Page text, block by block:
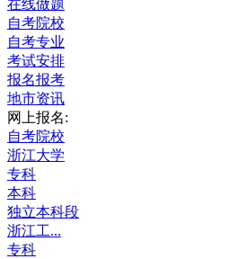
在线做题
自考院校
自考专业
考试安排
报名报考
地市资讯
网上报名:
自考院校
浙江大学
专科
本科
独立本科段
浙江工...
专科